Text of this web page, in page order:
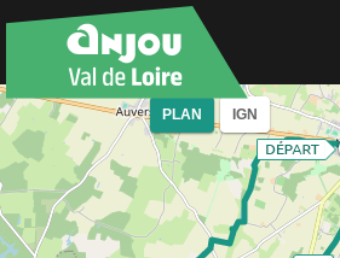
Découvrir
À voir, à faire
PLAN IGN